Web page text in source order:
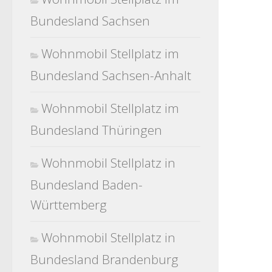
Bundesland Sachsen
Wohnmobil Stellplatz im
Bundesland Sachsen-Anhalt
Wohnmobil Stellplatz im
Bundesland Thüringen
Wohnmobil Stellplatz in
Bundesland Baden-
Württemberg
Wohnmobil Stellplatz in
Bundesland Brandenburg